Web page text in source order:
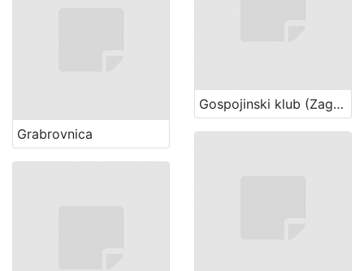
Gospojinski klub (Zagreb)
Grabrovnica